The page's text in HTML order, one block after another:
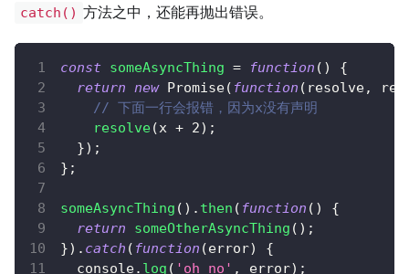
catch() 方法之中，还能再抛出错误。
const someAsyncThing = function ( )
{
return new Promise( function ( resolve,
// 下面一行会报错，因为x没有声明
resolve(x + 2) ;
}) ;
} ;
someAsyncThing ( ) . then ( function ( )
{
return
someOtherAsyncThing ( ) ;
}) . catch ( function (error)
{
console. log ( 'oh no' , error) ;